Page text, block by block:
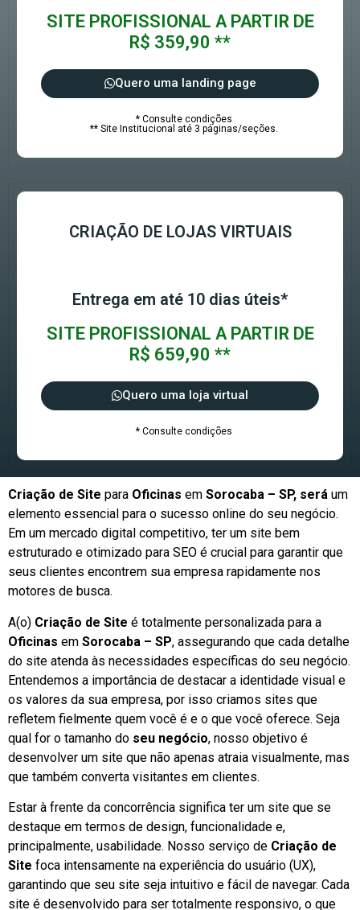
SITE PROFISSIONAL A PARTIR DE
R$ 359,90 **
Quero uma landing page
* Consulte condições
** Site Institucional até 3 páginas/seções.
CRIAÇÃO DE LOJAS VIRTUAIS
Entrega em até 10 dias úteis*
SITE PROFISSIONAL A PARTIR DE
R$ 659,90 **
Quero uma loja virtual
* Consulte condições
Criação de Site para Oficinas em Sorocaba – SP, será um
elemento essencial para o sucesso online do seu negócio.
Em um mercado digital competitivo, ter um site bem
estruturado e otimizado para SEO é crucial para garantir que
seus clientes encontrem sua empresa rapidamente nos
motores de busca.
A(o) Criação de Site é totalmente personalizada para a
Oficinas em Sorocaba – SP, assegurando que cada detalhe
do site atenda às necessidades específicas do seu negócio.
Entendemos a importância de destacar a identidade visual e
os valores da sua empresa, por isso criamos sites que
refletem fielmente quem você é e o que você oferece. Seja
qual for o tamanho do seu negócio, nosso objetivo é
desenvolver um site que não apenas atraia visualmente, mas
que também converta visitantes em clientes.
Estar à frente da concorrência significa ter um site que se
destaque em termos de design, funcionalidade e,
principalmente, usabilidade. Nosso serviço de Criação de
Site foca intensamente na experiência do usuário (UX),
garantindo que seu site seja intuitivo e fácil de navegar. Cada
site é desenvolvido para ser totalmente responsivo, o que